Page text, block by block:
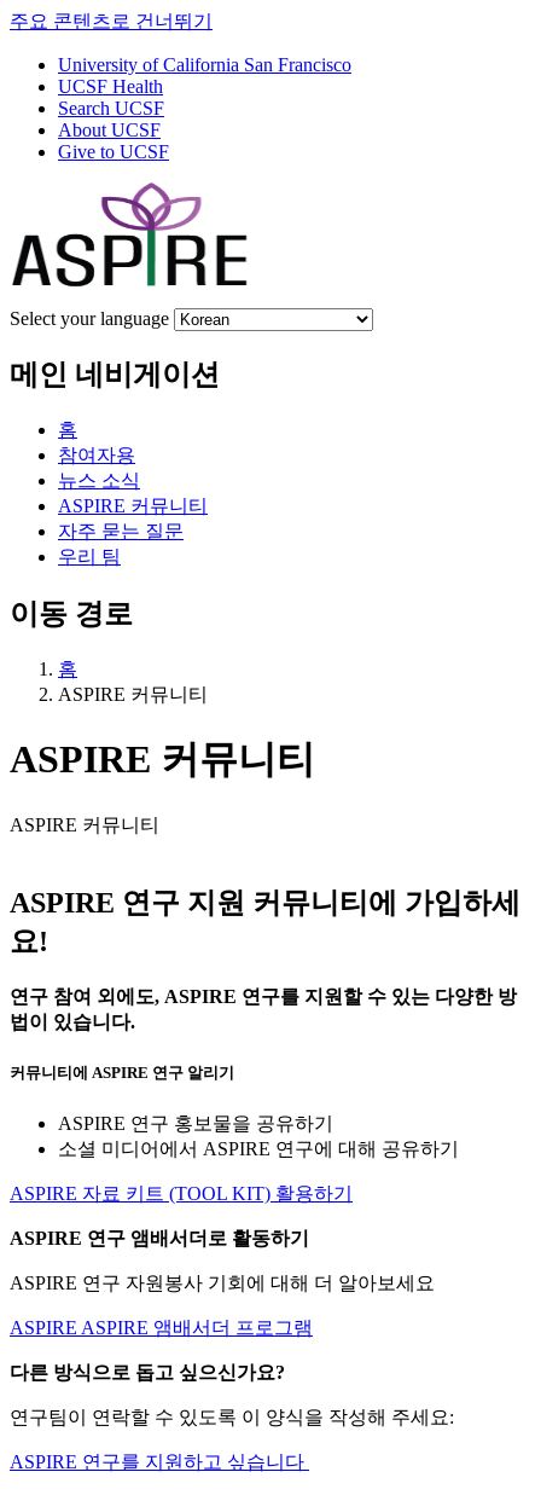
주요 콘텐츠로 건너뛰기
University of California San Francisco
UCSF Health
Search UCSF
About UCSF
Give to UCSF
Select your language
메인 네비게이션
홈
참여자용
뉴스 소식
ASPIRE 커뮤니티
자주 묻는 질문
우리 팀
이동 경로
홈
ASPIRE 커뮤니티
ASPIRE 커뮤니티
ASPIRE 커뮤니티
ASPIRE 연구 지원 커뮤니티에 가입하세
요!
연구 참여 외에도, ASPIRE 연구를 지원할 수 있는 다양한 방
법이 있습니다.
커뮤니티에 ASPIRE 연구 알리기
ASPIRE 연구 홍보물을 공유하기
소셜 미디어에서 ASPIRE 연구에 대해 공유하기
ASPIRE 자료 키트 (TOOL KIT) 활용하기
ASPIRE 연구 앰배서더로 활동하기
ASPIRE 연구 자원봉사 기회에 대해 더 알아보세요
ASPIRE ASPIRE 앰배서더 프로그램
다른 방식으로 돕고 싶으신가요?
연구팀이 연락할 수 있도록 이 양식을 작성해 주세요:
ASPIRE 연구를 지원하고 싶습니다